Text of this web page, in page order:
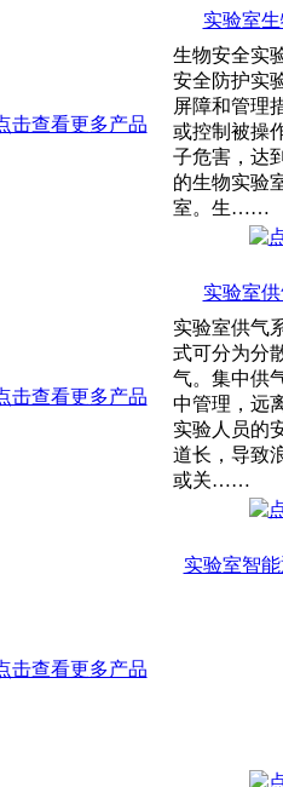
实验室
生物安全实
安全防护实
屏障和管理
或控制被操
子危害，达
的生物实验
室。生……
实验室
实验室供气
式可分为分
气。集中供
中管理，远
实验人员的
道长，导致
或关……
实验室智